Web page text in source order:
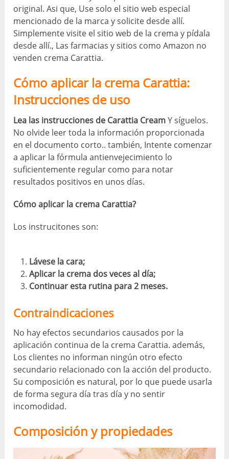
original. Asi que, Use solo el sitio web especial
mencionado de la marca y solicite desde allí.
Simplemente visite el sitio web de la crema y pídala
desde allí., Las farmacias y sitios como Amazon no
venden crema Carattia.
Cómo aplicar la crema Carattia:
Instrucciones de uso
Lea las instrucciones de Carattia CreamY síguelos.
No olvide leer toda la información proporcionada
en el documento corto.. también, Intente comenzar
a aplicar la fórmula antienvejecimiento lo
suficientemente regular como para notar
resultados positivos en unos días.
Cómo aplicar la crema Carattia?
Los instrucitones son:
Lávese la cara;
Aplicar la crema dos veces al día;
Continuar esta rutina para 2 meses.
Contraindicaciones
No hay efectos secundarios causados ​​por la
aplicación continua de la crema Carattia. además,
Los clientes no informan ningún otro efecto
secundario relacionado con la acción del producto.
Su composición es natural, por lo que puede usarla
de forma segura día tras día y no sentir
incomodidad.
Composición y propiedades